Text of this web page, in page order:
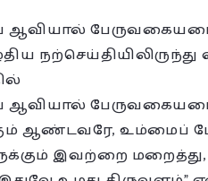
ஆவியால்
நற்செய்தியிலிருந்து
ஆவியால்
ஆண்டவரே, உம்மைப்
இவற்றை மறைத்து,